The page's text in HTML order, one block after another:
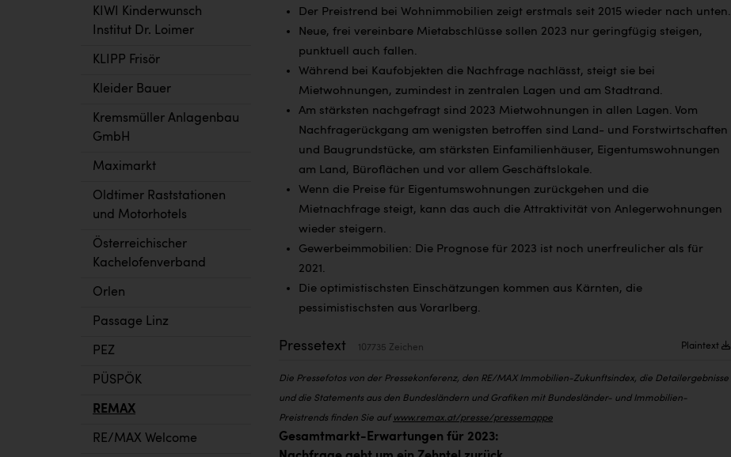
KIWI Kinderwunsch
Institut Dr. Loimer
KLIPP Frisör
Kleider Bauer
Kremsmüller Anlagenbau
GmbH
Maximarkt
Oldtimer Raststationen
und Motorhotels
Österreichischer
Kachelofenverband
Orlen
Passage Linz
PEZ
PÜSPÖK
REMAX
RE/MAX Welcome
Der Preistrend bei Wohnimmobilien zeigt erstmals seit 2015 wieder nach unten.
Neue, frei vereinbare Mietabschlüsse sollen 2023 nur geringfügig steigen,
punktuell auch fallen.
Während bei Kaufobjekten die Nachfrage nachlässt, steigt sie bei
Mietwohnungen, zumindest in zentralen Lagen und am Stadtrand.
Am stärksten nachgefragt sind 2023 Mietwohnungen in allen Lagen. Vom
Nachfragerückgang am wenigsten betroffen sind Land- und Forstwirtschaften
und Baugrundstücke, am stärksten Einfamilienhäuser, Eigentumswohnungen
am Land, Büroflächen und vor allem Geschäftslokale.
Wenn die Preise für Eigentumswohnungen zurückgehen und die
Mietnachfrage steigt, kann das auch die Attraktivität von Anlegerwohnungen
wieder steigern.
Gewerbeimmobilien: Die Prognose für 2023 ist noch unerfreulicher als für
2021.
Die optimistischsten Einschätzungen kommen aus Kärnten, die
pessimistischsten aus Vorarlberg.
Pressetext 107735 Zeichen Plaintext
Die Pressefotos von der Pressekonferenz, den RE/MAX Immobilien-Zukunftsindex, die Detailergebnisse
und die Statements aus den Bundesländern und Grafiken mit Bundesländer- und Immobilien-
Preistrends finden Sie auf www.remax.at/presse/pressemappe
Gesamtmarkt-Erwartungen für 2023: